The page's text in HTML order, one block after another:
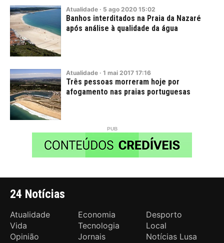
Atualidade · 5 ago 2020 15:02
Banhos interditados na Praia da Nazaré
após análise à qualidade da água
Atualidade · 1 mai 2017 17:16
Três pessoas morreram hoje por
afogamento nas praias portuguesas
24 Notícias
Atualidade Economia
Desporto
Vida
Tecnologia
Local
Opinião
Jornais Notícias Lusa